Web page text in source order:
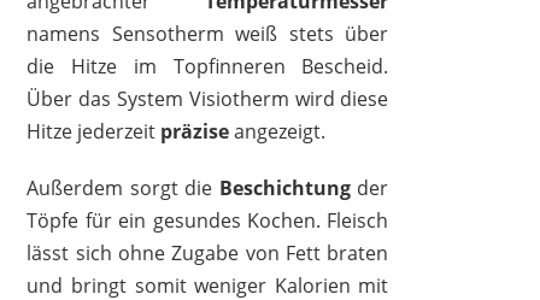
namens Sensotherm weiß stets über
die Hitze im Topfinneren Bescheid.
Über das System Visiotherm wird diese
Hitze jederzeit präziseangezeigt.
Außerdem sorgt die Beschichtungder
Töpfe für ein gesundes Kochen. Fleisch
lässt sich ohne Zugabe von Fett braten
und bringt somit weniger Kalorien mit